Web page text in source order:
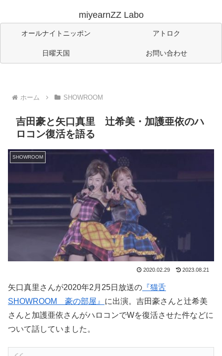
miyearnZZ Labo
オールナイトニッポン アトロク
日曜天国 お問い合わせ
ホーム SHOWROOM
吉田豪と矢口真里 辻希美・加護亜依のハ
ロコン復活を語る
SHOWROOM
2020.02.29 2023.08.21
矢口真里さんが2020年2月25日放送の 『猫舌
SHOWROOM 豪の部屋』 に出演。吉田豪さんと辻希美
さんと加護亜依さんがハロコンでWを復活させた件などに
ついて話していました。